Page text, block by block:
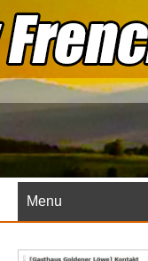
Skip
to
content
Menu